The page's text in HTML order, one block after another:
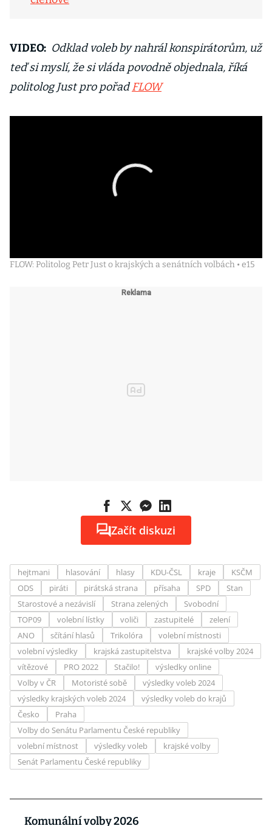
VIDEO: Odklad voleb by nahrál konspirátorům, už
teď si myslí, že si vláda povodně objednala, říká
politolog Just pro pořadFLOW
FLOW: Politolog Petr Just o krajských a senátních volbách • e15
Začít diskuzi
hejtmani hlasování hlasy KDU-ČSL kraje
KSČM
ODS
piráti pirátská strana přísaha SPD
Stan
Starostové a nezávislí
Strana zelených
Svobodní
TOP09
volební lístky voliči zastupitelé
zelení
ANO
sčítání hlasů Trikolóra
volební místnosti
volební výsledky
krajská zastupitelstva
krajské volby 2024
vítězové
PRO 2022 Stačilo!
výsledky online
Volby v ČR
Motoristé sobě
výsledky voleb 2024
výsledky krajských voleb 2024
výsledky voleb do krajů
Česko
Praha
Volby do Senátu Parlamentu České republiky
volební místnost
výsledky voleb
krajské volby
Senát Parlamentu České republiky
Komunální volby 2026